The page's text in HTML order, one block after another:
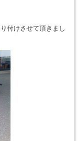
付けさせて頂きまし